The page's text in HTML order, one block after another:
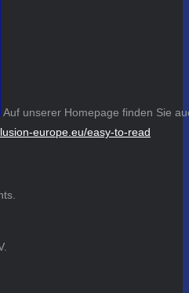
Auf unserer Homepage finden Sie
europe.eu/easy-to-read